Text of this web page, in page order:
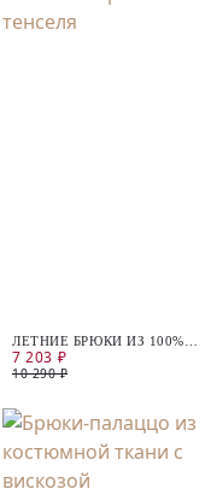
ЛЕТНИЕ БРЮКИ ИЗ 100%
ТЕНСЕЛЯ
7 203 ₽
10 290 ₽